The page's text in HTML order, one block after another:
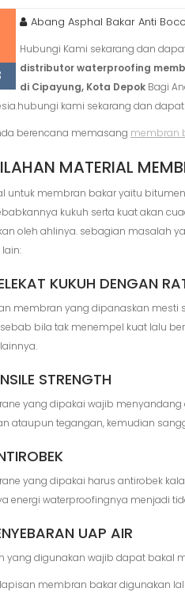
Abang Asphal Bakar Anti
Hubungi Kami sekarang dan
distributor waterproofing
di Cipayung, Kota Depok Bagi
kami sekarang dan
berencana memasang membran
MATERIAL
untuk membran bakar yaitu
kukuh serta kuat akan
oleh ahlinya. sebagian masalah
KUKUH DENGAN
membran yang dipanaskan mesti
bila tak menempel kuat lalu
STRENGTH
yang dipakai wajib
ataupun tegangan, kemudian
yang dipakai harus antirobek
energi waterproofingnya menjadi
UAP AIR
yang digunakan wajib dapat bakal
membran bakar digunakan